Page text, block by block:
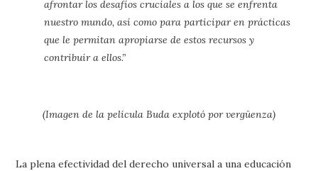
afrontar los desafíos cruciales a los que se enfrenta
nuestro mundo, así como para participar en prácticas
que le permitan apropiarse de estos recursos y
contribuir a ellos.”
(Imagen de la película Buda explotó por vergüenza)
La plena efectividad del derecho universal a una educación